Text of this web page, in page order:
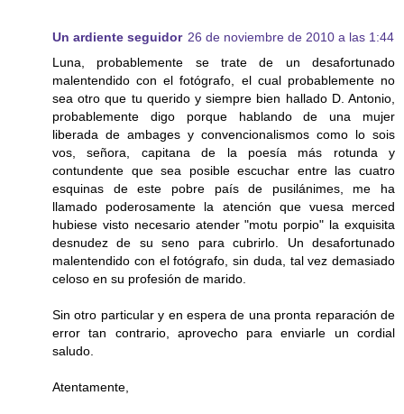
Un ardiente seguidor 26 de noviembre de 2010 a las 1:44
Luna, probablemente se trate de un desafortunado
malentendido con el fotógrafo, el cual probablemente no
sea otro que tu querido y siempre bien hallado D. Antonio,
probablemente digo porque hablando de una mujer
liberada de ambages y convencionalismos como lo sois
vos, señora, capitana de la poesía más rotunda y
contundente que sea posible escuchar entre las cuatro
esquinas de este pobre país de pusilánimes, me ha
llamado poderosamente la atención que vuesa merced
hubiese visto necesario atender "motu porpio" la exquisita
desnudez de su seno para cubrirlo. Un desafortunado
malentendido con el fotógrafo, sin duda, tal vez demasiado
celoso en su profesión de marido.
Sin otro particular y en espera de una pronta reparación de
error tan contrario, aprovecho para enviarle un cordial
saludo.
Atentamente,